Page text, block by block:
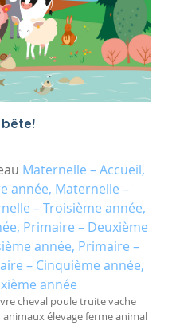
Maternelle – Accueil,
année, Maternelle –
– Troisième année,
Primaire – Deuxième
année, Primaire –
– Cinquième année,
année
cheval poule truite vache
élevage ferme animal